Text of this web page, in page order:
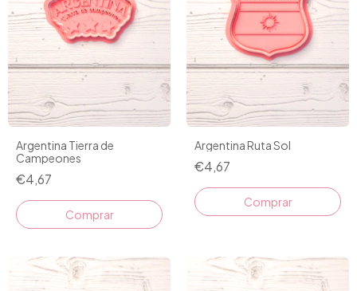
Argentina Tierra de
Campeones
€4,67
Comprar
Argentina Ruta Sol
€4,67
Comprar